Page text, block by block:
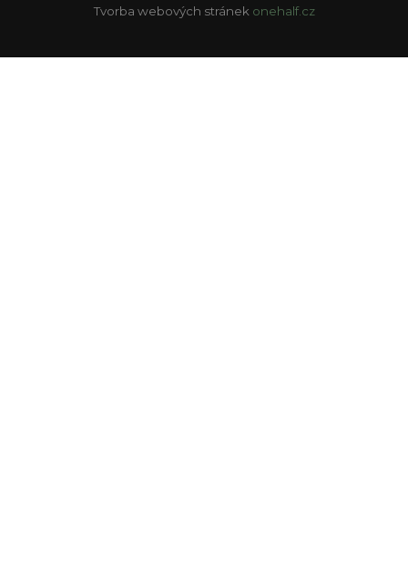
Tvorba webových stránek onehalf.cz